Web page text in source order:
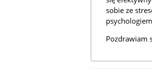
sobie ze
Pozdrawiam